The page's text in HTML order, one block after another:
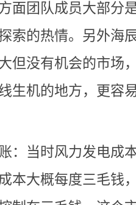
面团队成员大部分
索的热情。另外海
但没有机会的市场
生机的地方，更容
：当时风力发电成
本大概每度三毛钱